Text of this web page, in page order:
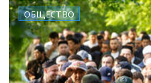
ОБЩЕСТВО